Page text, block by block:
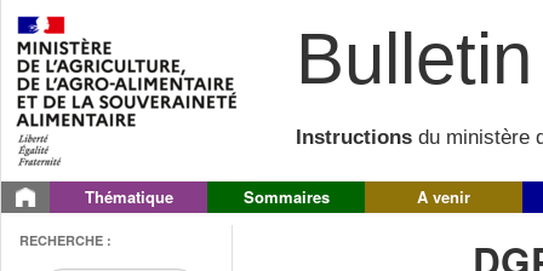
Instructions du ministère
Thématique Sommaires A venir
RECHERCHE :